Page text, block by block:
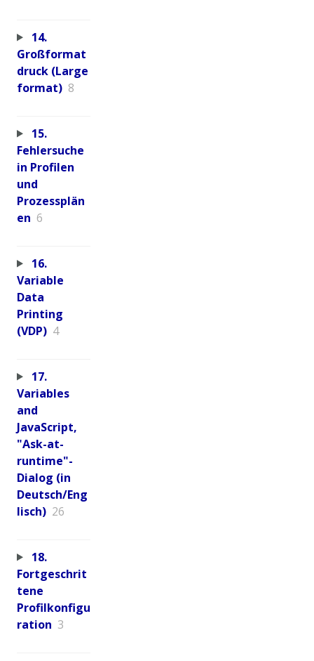
14.
Großformat
druck (Large
format) 8
15.
Fehlersuche
in Profilen
und
Prozessplän
en 6
16.
Variable
Data
Printing
(VDP) 4
17.
Variables
and
JavaScript,
"Ask-at-
runtime"-
Dialog (in
Deutsch/Eng
lisch) 26
18.
Fortgeschrit
tene
Profilkonfigu
ration 3